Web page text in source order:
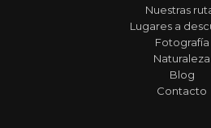
Nuestras
Lugares a
Fotografía
Naturaleza
Blog
Contacto